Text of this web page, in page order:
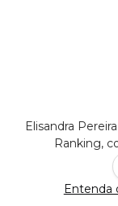
Elisandra
Ranking,
Entenda